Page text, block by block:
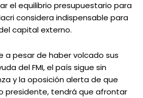
el equilibrio presupuestario para
considera indispensable para
capital externo.
a pesar de haber volcado sus
del FMI, el país sigue sin
y la oposición alerta de que
presidente, tendrá que afrontar